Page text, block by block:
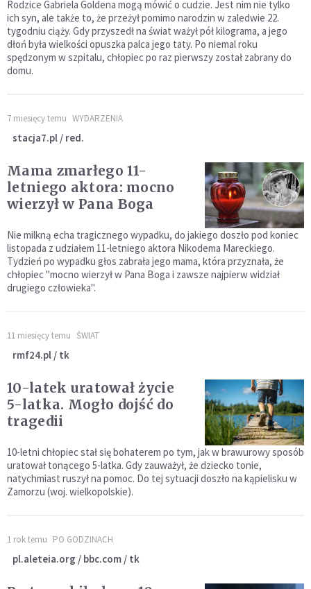
Rodzice Gabriela Goldena mogą mówić o cudzie. Jest nim nie tylko
ich syn, ale także to, że przeżył pomimo narodzin w zaledwie 22.
tygodniu ciąży. Gdy przyszedł na świat ważył pół kilograma, a jego
dłoń była wielkości opuszka palca jego taty. Po niemal roku
spędzonym w szpitalu, chłopiec po raz pierwszy został zabrany do
domu.
7 miesięcy temu WYDARZENIA
stacja7.pl / red.
Mama zmarłego 11-
letniego aktora: mocno
wierzył w Pana Boga
Nie milkną echa tragicznego wypadku, do jakiego doszło pod koniec
listopada z udziałem 11-letniego aktora Nikodema Mareckiego.
Tydzień po wypadku głos zabrała jego mama, która przyznała, że
chłopiec "mocno wierzył w Pana Boga i zawsze najpierw widział
drugiego człowieka".
11 miesięcy temu ŚWIAT
rmf24.pl / tk
10-latek uratował życie
5-latka. Mogło dojść do
tragedii
10-letni chłopiec stał się bohaterem po tym, jak w brawurowy sposób
uratował tonącego 5-latka. Gdy zauważył, że dziecko tonie,
natychmiast ruszył na pomoc. Do tej sytuacji doszło na kąpielisku w
Zamorzu (woj. wielkopolskie).
1 rok temu PO GODZINACH
pl.aleteia.org / bbc.com / tk